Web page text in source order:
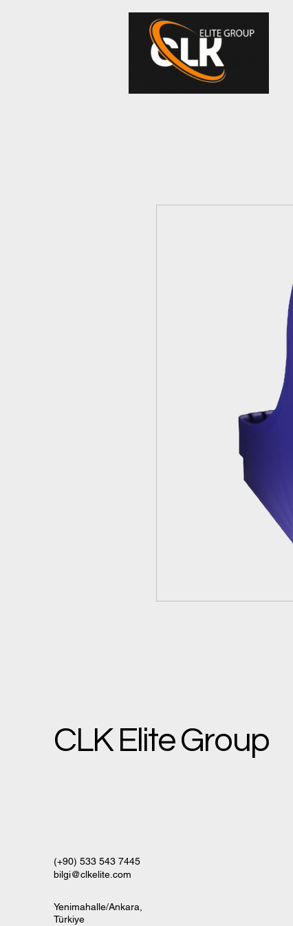
CLK Elite Group
(+90) 533 543 7445
bilgi@clkelite.com
Yenimahalle/Ankara,
Türkiye